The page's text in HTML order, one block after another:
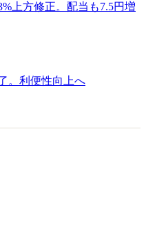
上方修正。配当も7.5円増
。利便性向上へ